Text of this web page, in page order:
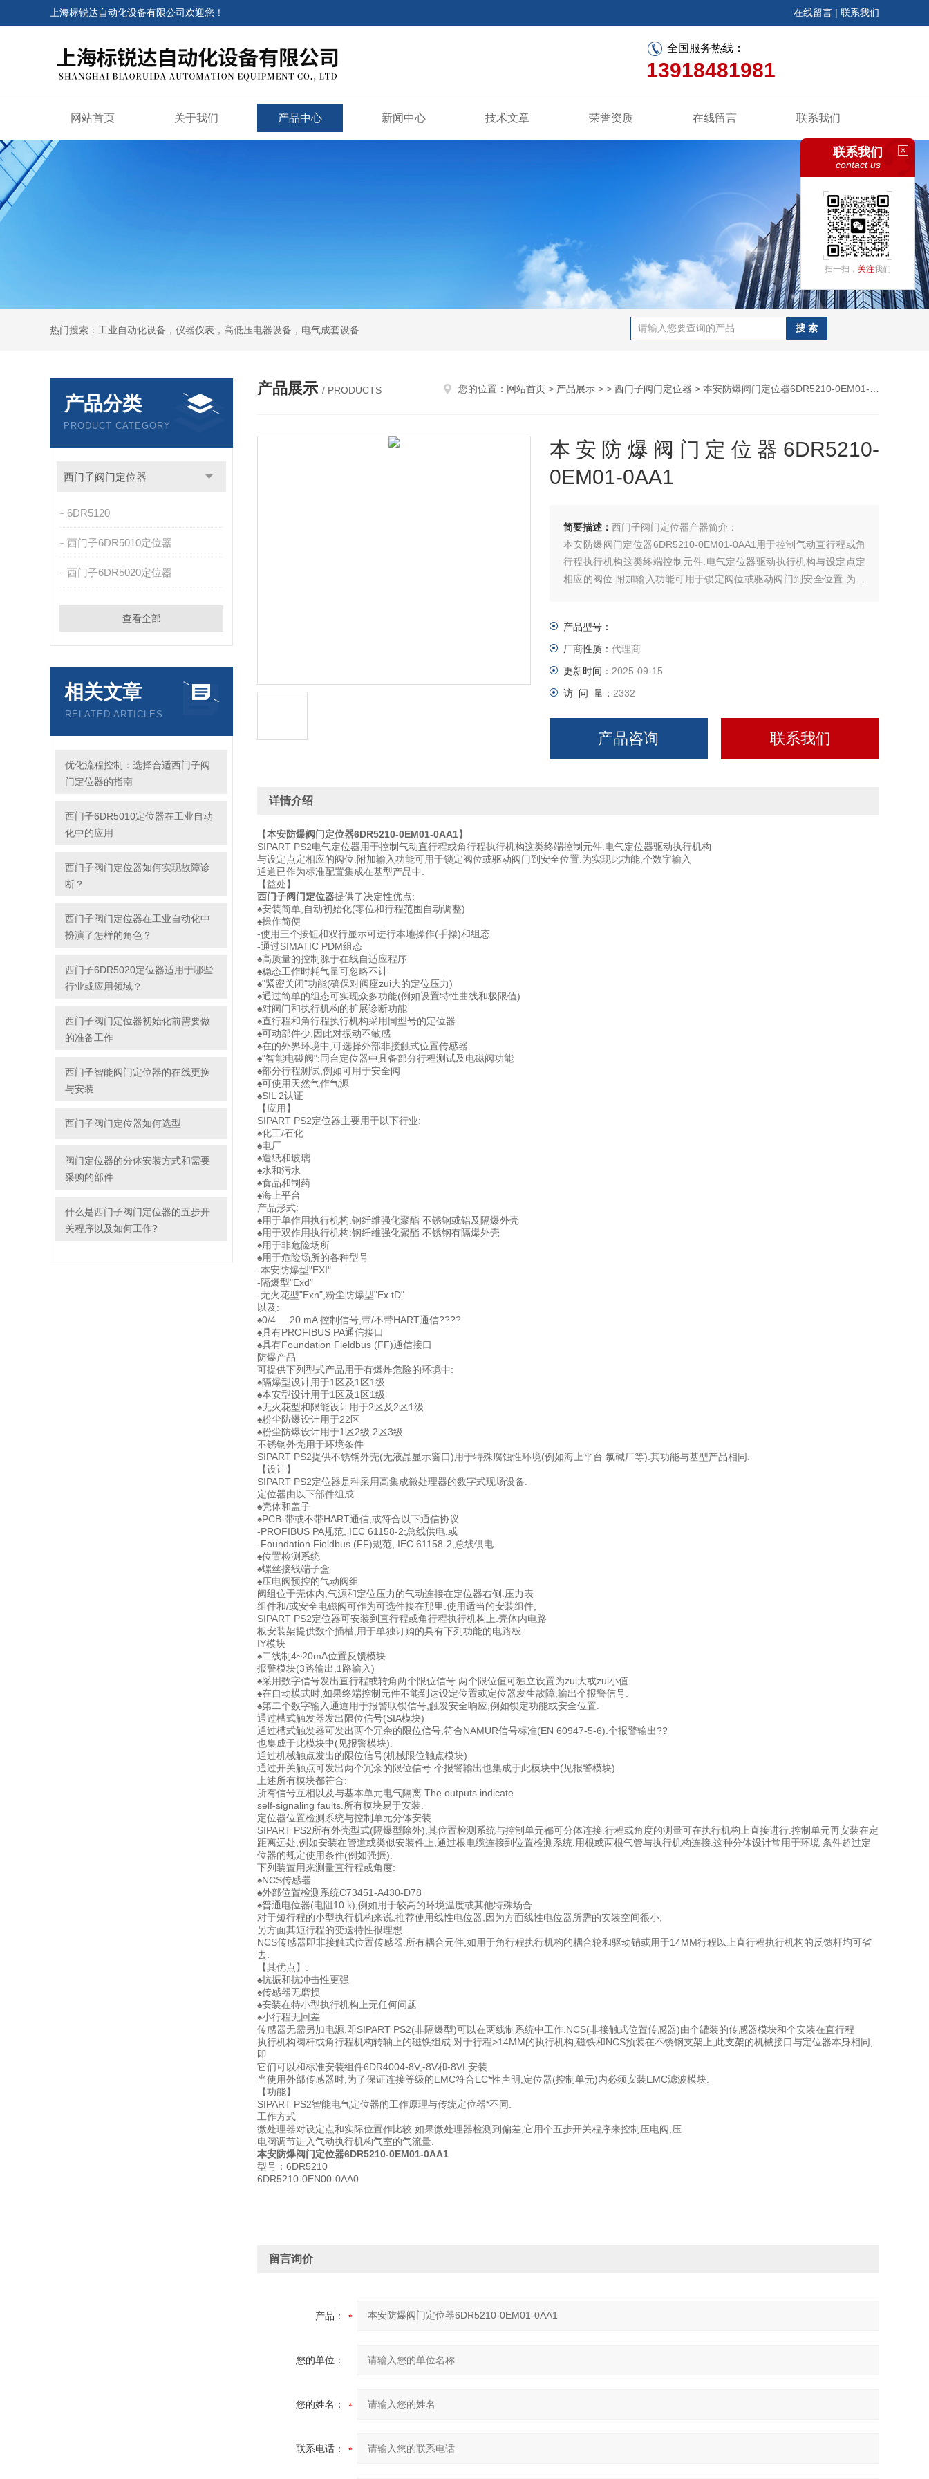
上海标锐达自动化设备有限公司欢迎您！ 在线留言 | 联系我们
全国服务热线：
13918481981
网站首页 关于我们 产品中心 新闻中心 技术文章 荣誉资质 在线留言 联系我们
热门搜索：工业自动化设备，仪器仪表，高低压电器设备，电气成套设备
产品分类
PRODUCT CATEGORY
西门子阀门定位器
6DR5120
西门子6DR5010定位器
西门子6DR5020定位器
查看全部
相关文章
RELATED ARTICLES
优化流程控制：选择合适西门子阀
门定位器的指南
西门子6DR5010定位器在工业自动
化中的应用
西门子阀门定位器如何实现故障诊
断？
西门子阀门定位器在工业自动化中
扮演了怎样的角色？
西门子6DR5020定位器适用于哪些
行业或应用领域？
西门子阀门定位器初始化前需要做
的准备工作
西门子智能阀门定位器的在线更换
与安装
西门子阀门定位器如何选型
阀门定位器的分体安装方式和需要
采购的部件
什么是西门子阀门定位器的五步开
关程序以及如何工作?
产品展示 / PRODUCTS 您的位置： 网站首页 > 产品展示 > > 西门子阀门定位器 > 本安防爆阀门定位器6DR5210-0EM01-0AA1
本安防爆阀门定位器6DR5210-
0EM01-0AA1
简要描述： 西门子阀门定位器产器简介：
本安防爆阀门定位器6DR5210-0EM01-0AA1用于控制气动直行程或角
行程执行机构这类终端控制元件.电气定位器驱动执行机构与设定点定
相应的阀位.附加输入功能可用于锁定阀位或驱动阀门到安全位置.为实
产品型号：
厂商性质： 代理商
更新时间： 2025-09-15
访 问 量： 2332
产品咨询 联系我们
详情介绍
【本安防爆阀门定位器6DR5210-0EM01-0AA1】
SIPART PS2电气定位器用于控制气动直行程或角行程执行机构这类终端控制元件.电气定位器驱动执行机构
与设定点定相应的阀位.附加输入功能可用于锁定阀位或驱动阀门到安全位置.为实现此功能,个数字输入
通道已作为标准配置集成在基型产品中.
【益处】
西门子阀门定位器提供了决定性优点:
♠安装简单,自动初始化(零位和行程范围自动调整)
♠操作简便
-使用三个按钮和双行显示可进行本地操作(手操)和组态
-通过SIMATIC PDM组态
♠高质量的控制源于在线自适应程序
♠稳态工作时耗气量可忽略不计
♠"紧密关闭"功能(确保对阀座zui大的定位压力)
♠通过简单的组态可实现众多功能(例如设置特性曲线和极限值)
♠对阀门和执行机构的扩展诊断功能
♠直行程和角行程执行机构采用同型号的定位器
♠可动部件少,因此对振动不敏感
♠在的外界环境中,可选择外部非接触式位置传感器
♠"智能电磁阀":同台定位器中具备部分行程测试及电磁阀功能
♠部分行程测试,例如可用于安全阀
♠可使用天然气作气源
♠SIL 2认证
【应用】
SIPART PS2定位器主要用于以下行业:
♠化工/石化
♠电厂
♠造纸和玻璃
♠水和污水
♠食品和制药
♠海上平台
产品形式:
♠用于单作用执行机构:钢纤维强化聚酯 不锈钢或铝及隔爆外壳
♠用于双作用执行机构:钢纤维强化聚酯 不锈钢有隔爆外壳
♠用于非危险场所
♠用于危险场所的各种型号
-本安防爆型"EXI"
-隔爆型"Exd"
-无火花型"Exn",粉尘防爆型"Ex tD"
以及:
♠0/4 ... 20 mA 控制信号,带/不带HART通信????
♠具有PROFIBUS PA通信接口
♠具有Foundation Fieldbus (FF)通信接口
防爆产品
可提供下列型式产品用于有爆炸危险的环境中:
♠隔爆型设计用于1区及1区1级
♠本安型设计用于1区及1区1级
♠无火花型和限能设计用于2区及2区1级
♠粉尘防爆设计用于22区
♠粉尘防爆设计用于1区2级 2区3级
不锈钢外壳用于环境条件
SIPART PS2提供不锈钢外壳(无液晶显示窗口)用于特殊腐蚀性环境(例如海上平台 氯碱厂等).其功能与基型产品相同.
【设计】
SIPART PS2定位器是种采用高集成微处理器的数字式现场设备.
定位器由以下部件组成:
♠壳体和盖子
♠PCB-带或不带HART通信,或符合以下通信协议
-PROFIBUS PA规范, IEC 61158-2;总线供电,或
-Foundation Fieldbus (FF)规范, IEC 61158-2,总线供电
♠位置检测系统
♠螺丝接线端子盒
♠压电阀预控的气动阀组
阀组位于壳体内,气源和定位压力的气动连接在定位器右侧.压力表
组件和/或安全电磁阀可作为可选件接在那里.使用适当的安装组件,
SIPART PS2定位器可安装到直行程或角行程执行机构上.壳体内电路
板安装架提供数个插槽,用于单独订购的具有下列功能的电路板:
IY模块
♠二线制4~20mA位置反馈模块
报警模块(3路输出,1路输入)
♠采用数字信号发出直行程或转角两个限位信号.两个限位值可独立设置为zui大或zui小值.
♠在自动模式时,如果终端控制元件不能到达设定位置或定位器发生故障,输出个报警信号.
♠第二个数字输入通道用于报警联锁信号,触发安全响应,例如锁定功能或安全位置.
通过槽式触发器发出限位信号(SIA模块)
通过槽式触发器可发出两个冗余的限位信号,符合NAMUR信号标准(EN 60947-5-6).个报警输出??
也集成于此模块中(见报警模块).
通过机械触点发出的限位信号(机械限位触点模块)
通过开关触点可发出两个冗余的限位信号.个报警输出也集成于此模块中(见报警模块).
上述所有模块都符合:
所有信号互相以及与基本单元电气隔离.The outputs indicate
self-signaling faults.所有模块易于安装.
定位器位置检测系统与控制单元分体安装
SIPART PS2所有外壳型式(隔爆型除外),其位置检测系统与控制单元都可分体连接.行程或角度的测量可在执行机构上直接进行.控制单元再安装在定
距离远处,例如安装在管道或类似安装件上,通过根电缆连接到位置检测系统,用根或两根气管与执行机构连接.这种分体设计常用于环境 条件超过定
位器的规定使用条件(例如强振).
下列装置用来测量直行程或角度:
♠NCS传感器
♠外部位置检测系统C73451-A430-D78
♠普通电位器(电阻10 k),例如用于较高的环境温度或其他特殊场合
对于短行程的小型执行机构来说,推荐使用线性电位器,因为方面线性电位器所需的安装空间很小,
另方面其短行程的变送特性很理想.
NCS传感器即非接触式位置传感器.所有耦合元件,如用于角行程执行机构的耦合轮和驱动销或用于14MM行程以上直行程执行机构的反馈杆均可省
去.
【其优点】:
♠抗振和抗冲击性更强
♠传感器无磨损
♠安装在特小型执行机构上无任何问题
♠小行程无回差
传感器无需另加电源,即SIPART PS2(非隔爆型)可以在两线制系统中工作.NCS(非接触式位置传感器)由个罐装的传感器模块和个安装在直行程
执行机构阀杆或角行程机构转轴上的磁铁组成.对于行程>14MM的执行机构,磁铁和NCS预装在不锈钢支架上,此支架的机械接口与定位器本身相同,
即
它们可以和标准安装组件6DR4004-8V,-8V和-8VL安装.
当使用外部传感器时,为了保证连接等级的EMC符合EC*性声明,定位器(控制单元)内必须安装EMC滤波模块.
【功能】
SIPART PS2智能电气定位器的工作原理与传统定位器*不同.
工作方式
微处理器对设定点和实际位置作比较.如果微处理器检测到偏差,它用个五步开关程序来控制压电阀,压
电阀调节进入气动执行机构气室的气流量.
本安防爆阀门定位器6DR5210-0EM01-0AA1
型号：6DR5210
6DR5210-0EN00-0AA0
留言询价
产品：
您的单位：
您的姓名：
联系电话：
联系我们
contact us
扫一扫， 关注我们